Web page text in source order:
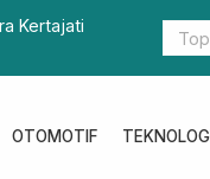
Kertajati Gubernur
OTOMOTIF